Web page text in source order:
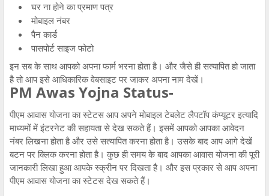
घर ना होने का प्रमाण पत्र
मोबाइल नंबर
पैन कार्ड
पासपोर्ट साइज फोटो
इन सब के साथ आपको अपना फार्म भरना होता है। और जैसे ही सत्यापित हो जाता
है तो आप इसे आधिकारिक वेबसाइट पर जाकर अपना नाम देखें।
PM Awas Yojna Status-
पीएम आवास योजना का स्टेटस आप अपने मोबाइल टेबलेट लैपटॉप कंप्यूटर इत्यादि
माध्यमों में इंटरनेट की सहायता से देख सकते हैं। इसमें आपको आपका आवेदन
नंबर लिखना होता है और उसे सत्यापित करना होता है। उसके बाद आप आगे देखें
बटन पर क्लिक करना होता है। कुछ ही समय के बाद आपका आवास योजना की पूरी
जानकारी लिखा हुआ आपके स्क्रीन पर दिखता है। और इस प्रकार से आप अपना
पीएम आवास योजना का स्टेटस देख सकते हैं।